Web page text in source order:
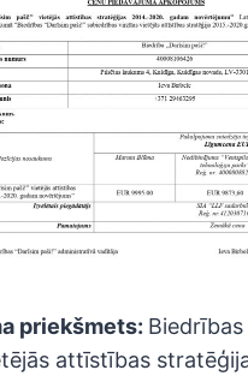
priekšmets: Biedrības
attīstības